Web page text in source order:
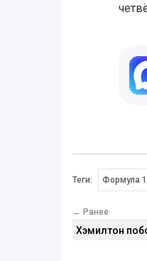
Теги: Формула 1
← Ранее
Хэмилтон